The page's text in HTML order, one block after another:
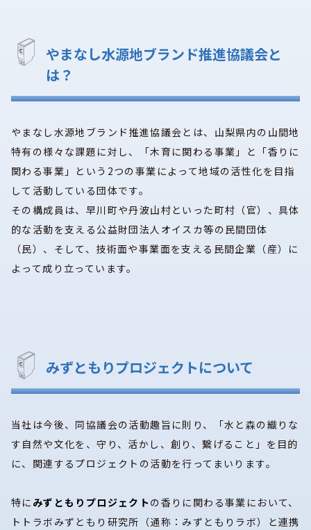
やまなし水源地ブランド推進協議会と
は？
やまなし水源地ブランド推進協議会とは、山梨県内の山間地
特有の様々な課題に対し、「木育に関わる事業」と「香りに
関わる事業」という2つの事業によって地域の活性化を目指
して活動している団体です。
その構成員は、早川町や丹波山村といった町村（官）、具体
的な活動を支える公益財団法人オイスカ等の民間団体
（民）、そして、技術面や事業面を支える民間企業（産）に
よって成り立っています。
みずともりプロジェクトについて
当社は今後、同協議会の活動趣旨に則り、「水と森の織りな
す自然や文化を、守り、活かし、創り、繋げること」を目的
に、関連するプロジェクトの活動を行ってまいります。
特に みずともりプロジェクトの香りに関わる事業において、
トトラボみずともり研究所（通称：みずともりラボ）と連携